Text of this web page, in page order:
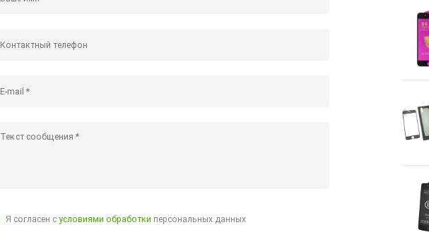
Я согласен сусловиями обработки персональных данных